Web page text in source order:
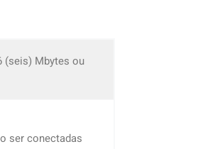
(seis) Mbytes ou
ser conectadas